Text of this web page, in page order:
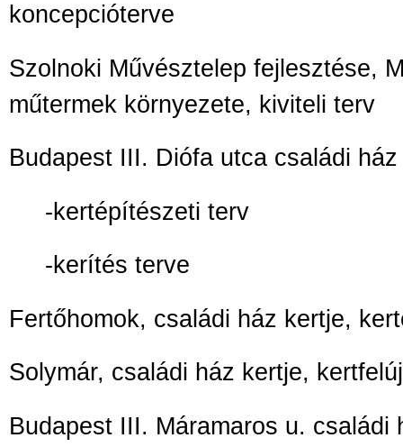
koncepcióterve
Szolnoki Művésztelep fejlesztése,
műtermek környezete, kiviteli terv
Budapest III. Diófa utca családi
-kertépítészeti terv
-kerítés terve
Fertőhomok, családi ház kertje,
Solymár, családi ház kertje,
Budapest III. Máramaros u. családi